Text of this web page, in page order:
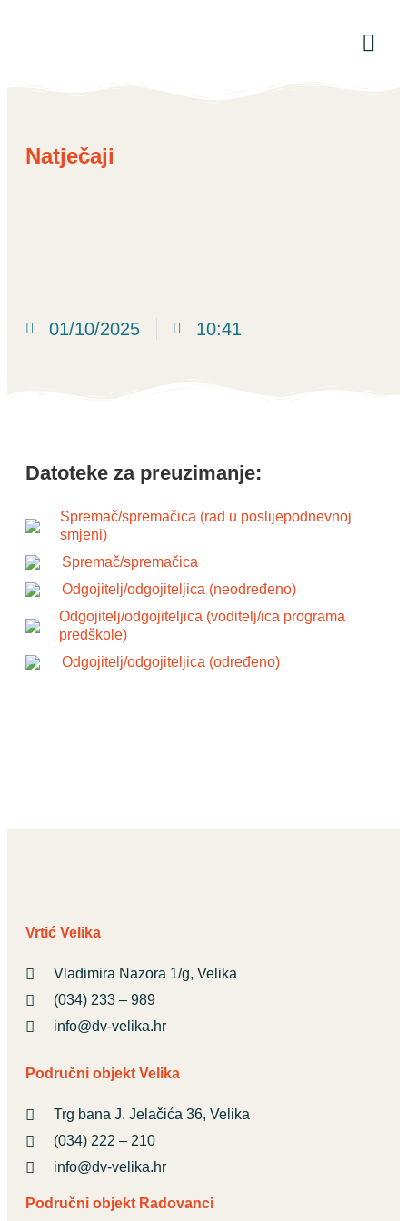
Natječaji
01/10/2025 10:41
Datoteke za preuzimanje:
Spremač/spremačica (rad u poslijepodnevnoj
smjeni)
Spremač/spremačica
Odgojitelj/odgojiteljica (neodređeno)
Odgojitelj/odgojiteljica (voditelj/ica programa
predškole)
Odgojitelj/odgojiteljica (određeno)
Vrtić Velika
Vladimira Nazora 1/g, Velika
(034) 233 – 989
info@dv-velika.hr
Područni objekt Velika
Trg bana J. Jelačića 36, Velika
(034) 222 – 210
info@dv-velika.hr
Područni objekt Radovanci